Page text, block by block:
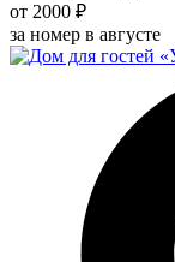
от 2000 ₽
за номер в августе